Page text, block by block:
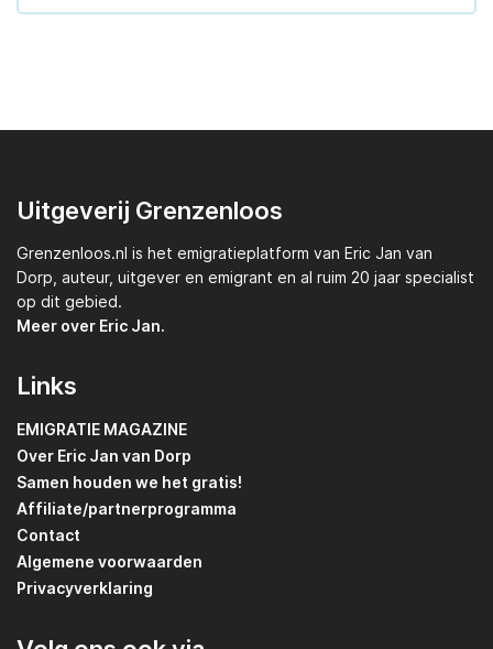
Uitgeverij Grenzenloos
Grenzenloos.nl is het emigratieplatform van Eric Jan van
Dorp, auteur, uitgever en emigrant en al ruim 20 jaar specialist
op dit gebied.
Meer over Eric Jan.
Links
EMIGRATIE MAGAZINE
Over Eric Jan van Dorp
Samen houden we het gratis!
Affiliate/partnerprogramma
Contact
Algemene voorwaarden
Privacyverklaring